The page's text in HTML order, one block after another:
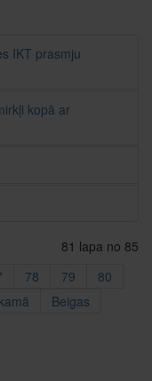
IKT prasmju
kopā ar
81 lapa no 85
78 79
80
Beigas